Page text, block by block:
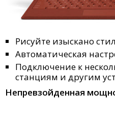
Рисуйте изыскано
Автоматическая
Подключение к
станциям и другим
Непревзойденная